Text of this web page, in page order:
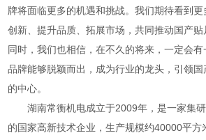
牌将面临更多的机遇和挑战。我们期待看到
创新、提升品质、拓展市场，共同推动国产贴
同时，我们也相信，在不久的将来，一定会
品牌能够脱颖而出，成为行业的龙头，引领
的中心。
湖南常衡机电成立于2009年，是一家集研
的国家高新技术企业，生产规模约40000平方